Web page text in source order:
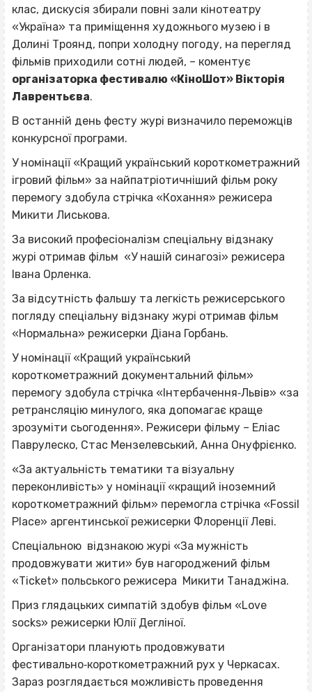
клас, дискусія збирали повні зали кінотеатру
«Україна» та приміщення художнього музею і в
Долині Троянд, попри холодну погоду, на перегляд
фільмів приходили сотні людей, – коментує
організаторка фестивалю «КіноШот» Вікторія
Лаврентьєва.
В останній день фесту журі визначило переможців
конкурсної програми.
У номінації «Кращий український короткометражний
ігровий фільм» за найпатріотичніший фільм року
перемогу здобула стрічка «Кохання» режисера
Микити Лиськова.
За високий професіоналізм спеціальну відзнаку
журі отримав фільм «У нашій синагозі» режисера
Івана Орленка.
За відсутність фальшу та легкість режисерського
погляду спеціальну відзнаку журі отримав фільм
«Нормальна» режисерки Діана Горбань.
У номінації «Кращий український
короткометражний документальний фільм»
перемогу здобула стрічка «Інтербачення‐Львів» «за
ретрансляцію минулого, яка допомагає краще
зрозуміти сьогодення». Режисери фільму – Еліас
Паврулеско, Стас Мензелевський, Анна Онуфрієнко.
«За актуальність тематики та візуальну
переконливість» у номінації «кращий іноземний
короткометражний фільм» перемогла стрічка «Fossil
Place» аргентинської режисерки Флоренції Леві.
Спеціальною відзнакою журі «За мужність
продовжувати жити» був нагороджений фільм
«Ticket» польського режисера Микити Танаджіна.
Приз глядацьких симпатій здобув фільм «Love
socks» режисерки Юлії Дегліної.
Організатори планують продовжувати
фестивально‐короткометражний рух у Черкасах.
Зараз розглядається можливість проведення